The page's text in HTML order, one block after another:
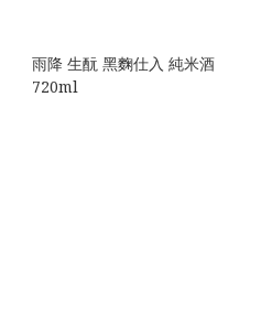
雨降 生酛 黑麴仕入 純米酒
720ml